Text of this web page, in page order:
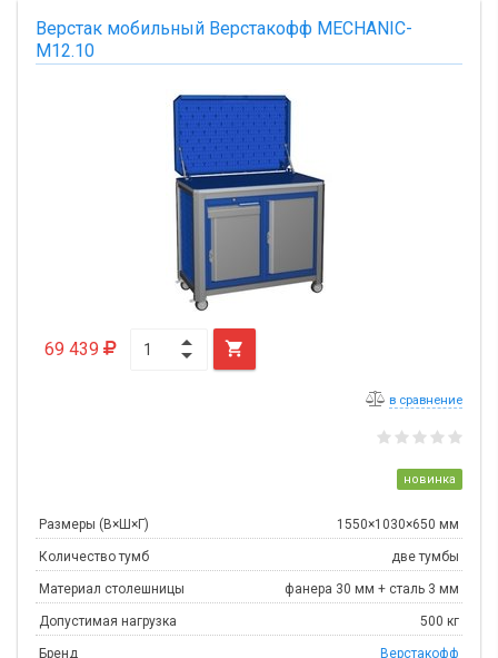
Верстак мобильный Верстакофф MECHANIC-
М12.10
69 439 
в сравнение
новинка
Размеры (В×Ш×Г) 1550×1030×650 мм
Количество тумб две тумбы
Материал столешницы фанера 30 мм + сталь 3 мм
Допустимая нагрузка 500 кг
Бренд Верстакофф